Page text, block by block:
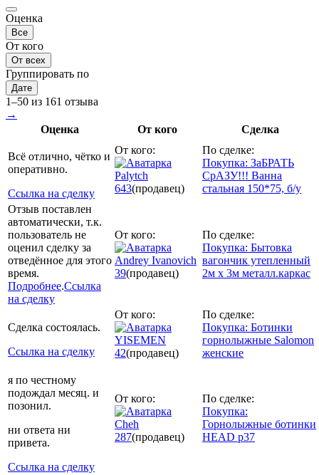
Оценка
Все
От кого
От всех
Группировать по
Дате
1–50 из 161 отзыва
→
Оценка
От кого Сделка
Всё отлично, чётко и
оперативно.
Ссылка на сделку
От кого:
Palytch
643(продавец)
По сделке:
Покупка: ЗаБРАТЬ
СрАЗУ!!! Ванна
стальная 150*75, б/у
Отзыв поставлен
автоматически, т.к.
пользователь не
оценил сделку за
отведённое для этого
время.
Подробнее.Ссылка
на сделку
От кого:
Andrey Ivanovich
39(продавец)
По сделке:
Покупка: Бытовка
вагончик утепленный
2м х 3м металл.каркас
Сделка состоялась.
Ссылка на сделку
От кого:
YISEMEN
42(продавец)
По сделке:
Покупка: Ботинки
горнолыжные Salomon
женские
я по честному
подождал месяц. и
позонил.
ни ответа ни
привета.
Ссылка на сделку
От кого:
Cheh
287(продавец)
По сделке:
Покупка:
Горнолыжные ботинки
HEAD р37